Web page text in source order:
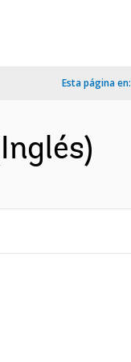
Esta página en: